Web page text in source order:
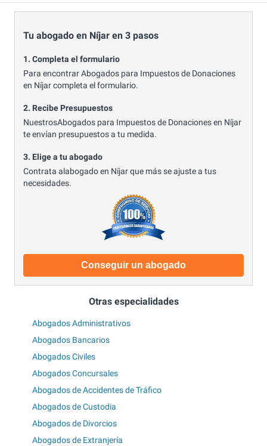
Tu abogado en Níjar en 3 pasos
1. Completa el formulario
Para encontrar Abogados para Impuestos de Donaciones
en Níjar completa el formulario.
2. Recibe Presupuestos
NuestrosAbogados para Impuestos de Donaciones en Níjar
te envían presupuestos a tu medida.
3. Elige a tu abogado
Contrata alabogado en Níjar que más se ajuste a tus
necesidades.
Conseguir un abogado
Otras especialidades
Abogados Administrativos
Abogados Bancarios
Abogados Civiles
Abogados Concursales
Abogados de Accidentes de Tráfico
Abogados de Custodia
Abogados de Divorcios
Abogados de Extranjería